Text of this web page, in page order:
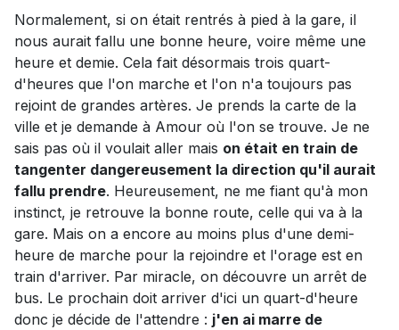
Normalement, si on était rentrés à pied à la gare, il
nous aurait fallu une bonne heure, voire même une
heure et demie. Cela fait désormais trois quart-
d'heures que l'on marche et l'on n'a toujours pas
rejoint de grandes artères. Je prends la carte de la
ville et je demande à Amour où l'on se trouve. Je ne
sais pas où il voulait aller mais on était en train de
tangenter dangereusement la direction qu'il aurait
fallu prendre. Heureusement, ne me fiant qu'à mon
instinct, je retrouve la bonne route, celle qui va à la
gare. Mais on a encore au moins plus d'une demi-
heure de marche pour la rejoindre et l'orage est en
train d'arriver. Par miracle, on découvre un arrêt de
bus. Le prochain doit arriver d'ici un quart-d'heure
donc je décide de l'attendre : j'en ai marre de